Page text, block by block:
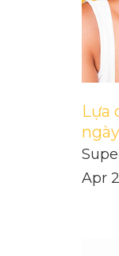
Lựa
Apr